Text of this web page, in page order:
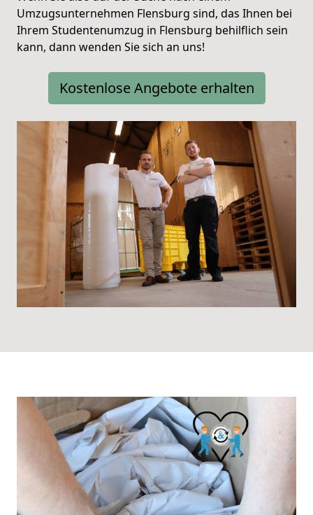
Umzugsunternehmen Flensburg sind, das Ihnen bei
Ihrem Studentenumzug in Flensburg behilflich sein
kann, dann wenden Sie sich an uns!
Kostenlose Angebote erhalten